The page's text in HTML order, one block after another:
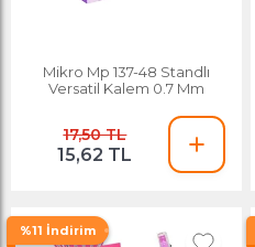
Mikro Mp 137-48 Standlı
Versatil Kalem 0.7 Mm
17,50 TL
15,62 TL
%11 İndirim